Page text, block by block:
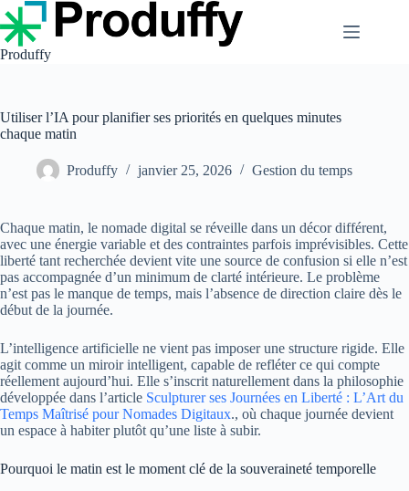
Passer
au
contenu
Produffy
Utiliser l’IA pour planifier ses priorités en quelques minutes
chaque matin
Produffy janvier 25, 2026 Gestion du temps
Chaque matin, le nomade digital se réveille dans un décor différent,
avec une énergie variable et des contraintes parfois imprévisibles. Cette
liberté tant recherchée devient vite une source de confusion si elle n’est
pas accompagnée d’un minimum de clarté intérieure. Le problème
n’est pas le manque de temps, mais l’absence de direction claire dès le
début de la journée.
L’intelligence artificielle ne vient pas imposer une structure rigide. Elle
agit comme un miroir intelligent, capable de refléter ce qui compte
réellement aujourd’hui. Elle s’inscrit naturellement dans la philosophie
développée dans l’article Sculpturer ses Journées en Liberté : L’Art du
Temps Maîtrisé pour Nomades Digitaux., où chaque journée devient
un espace à habiter plutôt qu’une liste à subir.
Pourquoi le matin est le moment clé de la souveraineté temporelle